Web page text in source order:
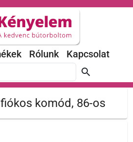
Rólunk
Kapcsolat
search
komód, 86-os